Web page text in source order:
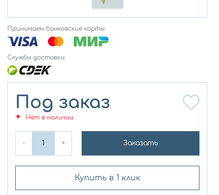
Принимаем банковские карты:
Службы доставки:
Под заказ
Нет в наличии
- + Заказать
Купить в 1 клик